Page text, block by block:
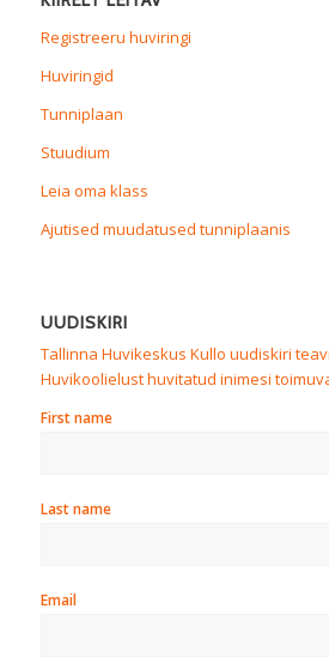
Registreeru huviringi
Huviringid
Tunniplaan
Stuudium
Leia oma klass
Ajutised muudatused tunniplaanis
UUDISKIRI
Tallinna Huvikeskus Kullo uudiskiri
Huvikoolielust huvitatud inimesi
First name
Last name
Email